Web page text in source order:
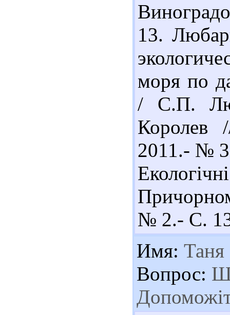
13.
моря по
/ С.П.
Королев
2011.- №
№ 2.- С.
Имя: Таня
Вопрос: